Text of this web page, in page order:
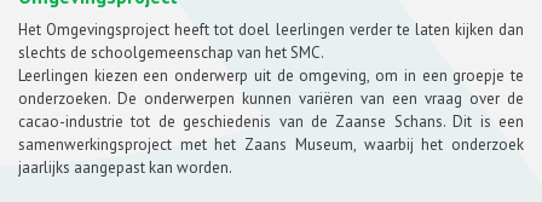
Het Omgevingsproject heeft tot doel leerlingen verder te laten kijken dan
slechts de schoolgemeenschap van het SMC.
Leerlingen kiezen een onderwerp uit de omgeving, om in een groepje te
onderzoeken. De onderwerpen kunnen variëren van een vraag over de
cacao-industrie tot de geschiedenis van de Zaanse Schans. Dit is een
samenwerkingsproject met het Zaans Museum, waarbij het onderzoek
jaarlijks aangepast kan worden.